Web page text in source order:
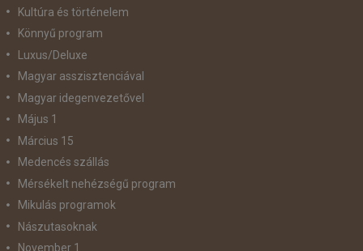
Kultúra és történelem
Könnyű program
Luxus/Deluxe
Magyar asszisztenciával
Magyar idegenvezetővel
Május 1
Március 15
Medencés szállás
Mérsékelt nehézségű program
Mikulás programok
Nászutasoknak
November 1